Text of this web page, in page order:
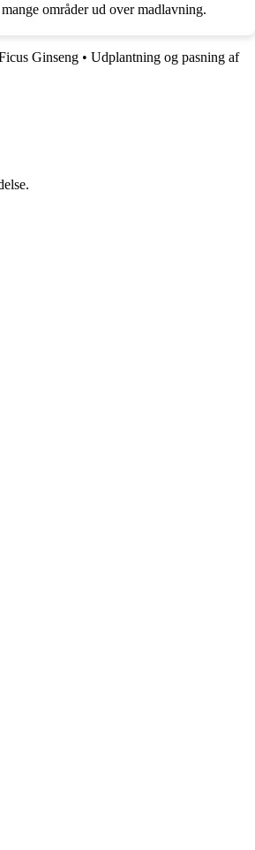
områder ud over madlavning.
Ginseng • Udplantning og pasning af